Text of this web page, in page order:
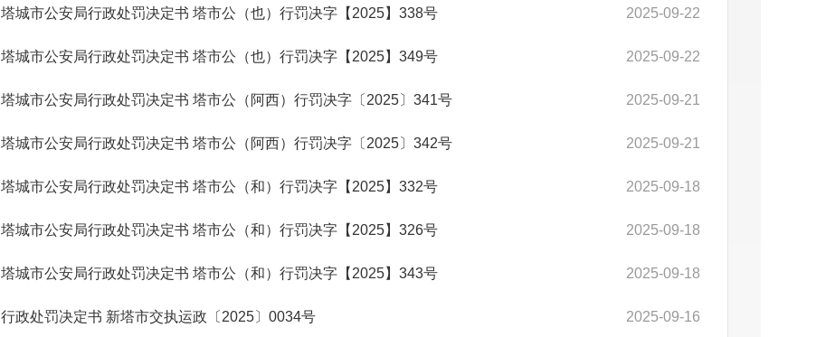
2025-09-22
塔城市公安局行政处罚决定书 塔市公（也）行罚决字【2025】338号
2025-09-22
塔城市公安局行政处罚决定书 塔市公（也）行罚决字【2025】349号
2025-09-21
塔城市公安局行政处罚决定书 塔市公（阿西）行罚决字〔2025〕341号
2025-09-21
塔城市公安局行政处罚决定书 塔市公（阿西）行罚决字〔2025〕342号
2025-09-18
塔城市公安局行政处罚决定书 塔市公（和）行罚决字【2025】332号
2025-09-18
塔城市公安局行政处罚决定书 塔市公（和）行罚决字【2025】326号
2025-09-18
塔城市公安局行政处罚决定书 塔市公（和）行罚决字【2025】343号
2025-09-16
行政处罚决定书 新塔市交执运政〔2025〕0034号